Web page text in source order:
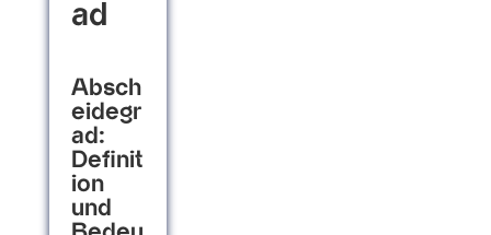
ad
Absch
eidegr
ad:
Definit
ion
und